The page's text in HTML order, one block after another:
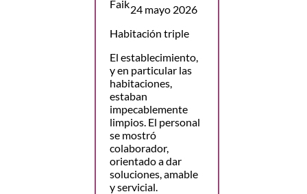
24 mayo 2026
Habitación triple
El establecimiento,
y en particular las
habitaciones,
estaban
impecablemente
limpios. El personal
se mostró
colaborador,
orientado a dar
soluciones, amable
y servicial.